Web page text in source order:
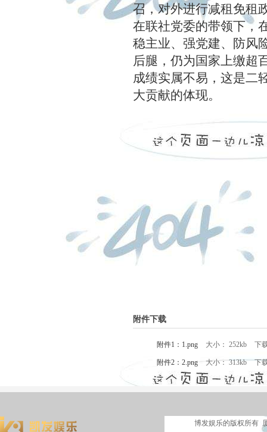
召，对外进行减租免租
在联社党委的带领下，
稳主业、强党建、防风
后腿，仍为国家上缴超
成绩实属不易，这是二
大贡献的体现。
附件下载
附件1：1.png 大小： 252kb 下
附件2：2.png 大小： 313kb 下
博发娱乐的版权所有